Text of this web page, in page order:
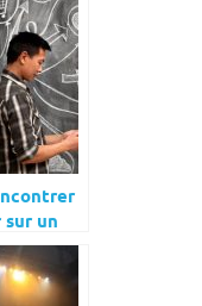
sur un
?